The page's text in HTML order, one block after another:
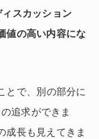
スカッション
値の高い内容にな
とで、別の部分に
追求ができま
成長も見えてきま